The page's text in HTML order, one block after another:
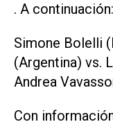
. A continuación:
Simone Bolelli
(Argentina) vs.
Andrea
Con